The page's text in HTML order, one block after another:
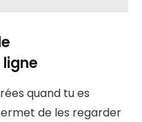
quand tu es
de les regarder